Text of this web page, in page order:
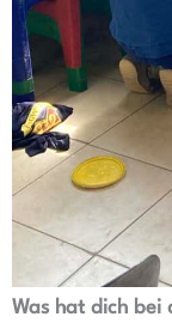
Was hat dich bei